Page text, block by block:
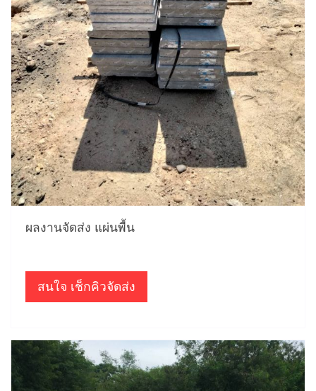
ผลงานจัดส่ง แผ่นพื้น
สนใจ เช็กคิวจัดส่ง